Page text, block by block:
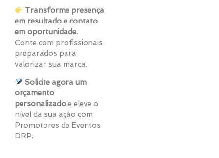
Transforme presença
em resultado e contato
em oportunidade.
Conte com profissionais
preparados para
valorizar sua marca.
Solicite agora um
orçamento
personalizado e eleve o
nível da sua ação com
Promotores de Eventos
DRP.